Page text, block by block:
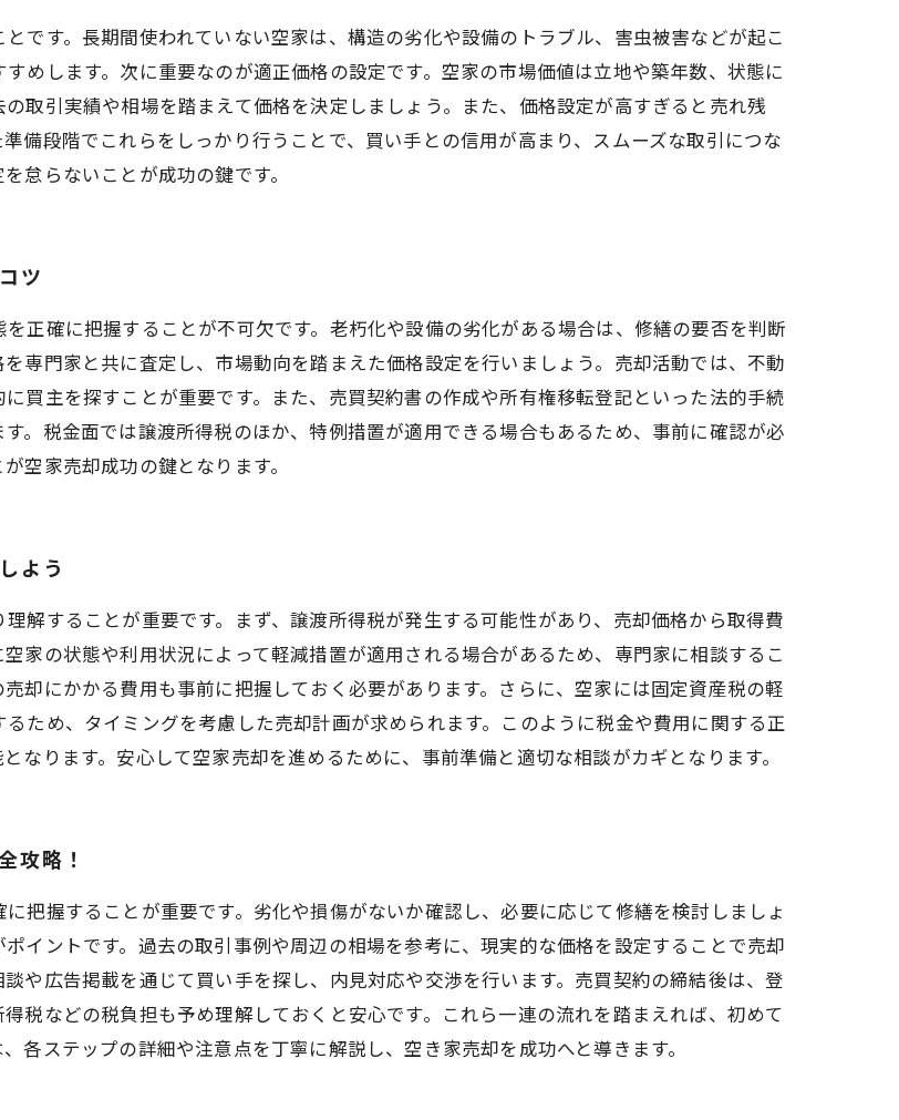
です。長期間使われていない空家は、構造の劣化や設備のトラブル、害虫被害などが起こ
めします。次に重要なのが適正価格の設定です。空家の市場価値は立地や築年数、状態に
取引実績や相場を踏まえて価格を決定しましょう。また、価格設定が高すぎると売れ残
備段階でこれらをしっかり行うことで、買い手との信用が高まり、スムーズな取引につな
怠らないことが成功の鍵です。
ツ
正確に把握することが不可欠です。老朽化や設備の劣化がある場合は、修繕の要否を判断
専門家と共に査定し、市場動向を踏まえた価格設定を行いましょう。売却活動では、不動
買主を探すことが重要です。また、売買契約書の作成や所有権移転登記といった法的手続
。税金面では譲渡所得税のほか、特例措置が適用できる場合もあるため、事前に確認が必
空家売却成功の鍵となります。
よう
解することが重要です。まず、譲渡所得税が発生する可能性があり、売却価格から取得費
家の状態や利用状況によって軽減措置が適用される場合があるため、専門家に相談するこ
却にかかる費用も事前に把握しておく必要があります。さらに、空家には固定資産税の軽
ため、タイミングを考慮した売却計画が求められます。このように税金や費用に関する正
なります。安心して空家売却を進めるために、事前準備と適切な相談がカギとなります。
攻略！
把握することが重要です。劣化や損傷がないか確認し、必要に応じて修繕を検討しましょ
イントです。過去の取引事例や周辺の相場を参考に、現実的な価格を設定することで売却
や広告掲載を通じて買い手を探し、内見対応や交渉を行います。売買契約の締結後は、登
税などの税負担も予め理解しておくと安心です。これら一連の流れを踏まえれば、初めて
各ステップの詳細や注意点を丁寧に解説し、空き家売却を成功へと導きます。